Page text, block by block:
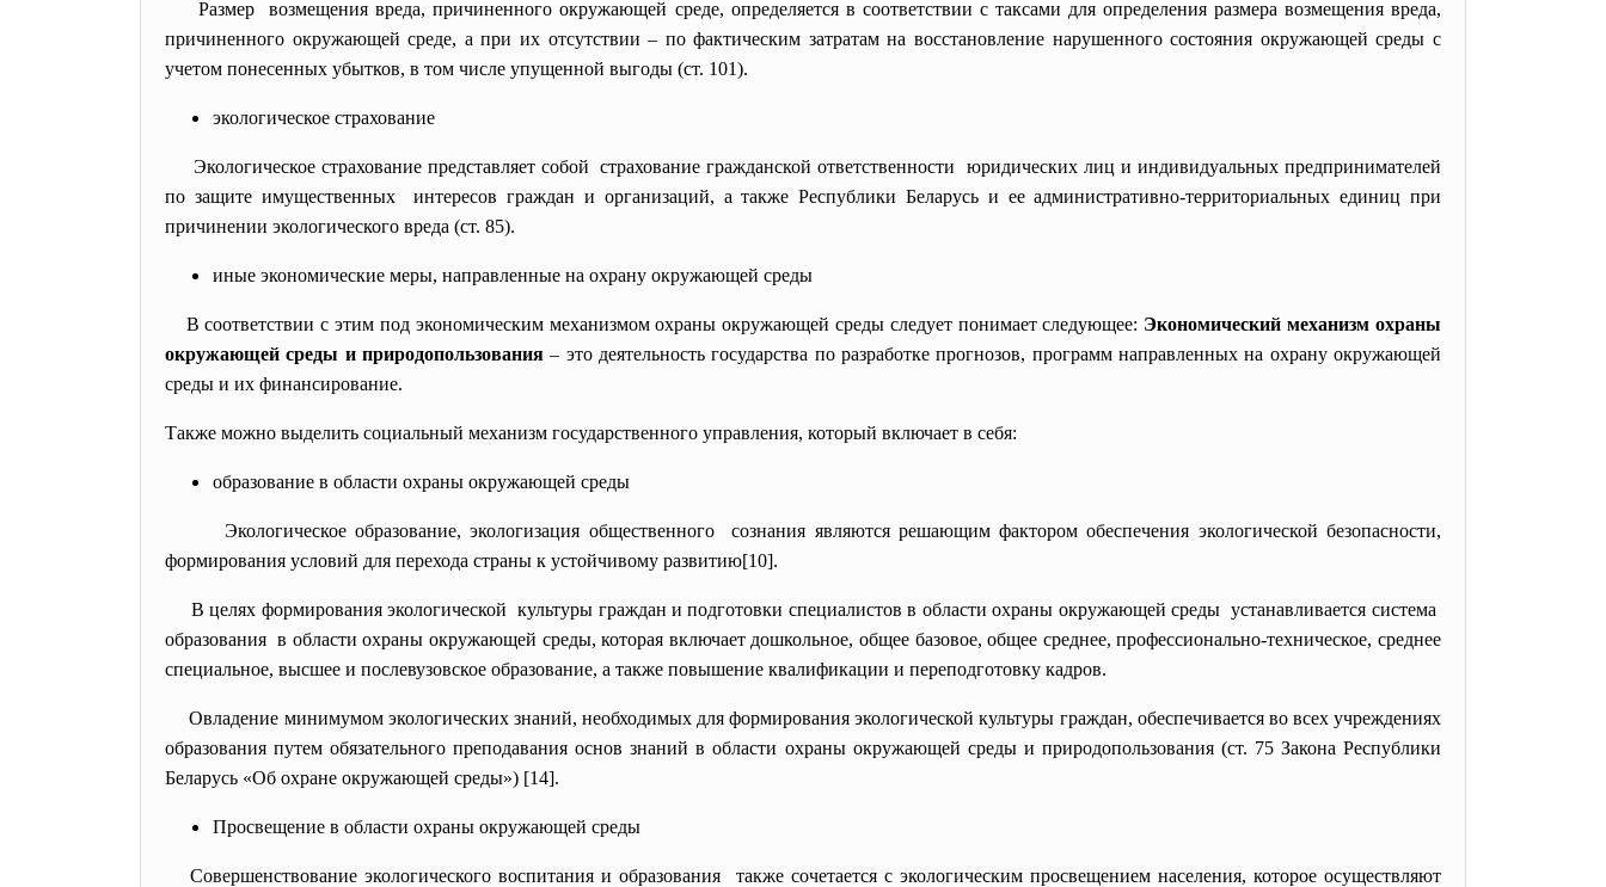
Размер возмещения вреда, причиненного окружающей среде, определяется в соответствии с таксами для определения размера возмещения вреда,
причиненного окружающей среде, а при их отсутствии – по фактическим затратам на восстановление нарушенного состояния окружающей среды с
учетом понесенных убытков, в том числе упущенной выгоды (ст. 101).
экологическое страхование
Экологическое страхование представляет собой страхование гражданскойответственности юридических лиц ииндивидуальных предпринимателей
по защите имущественных интересов граждан и организаций, а также Республики Беларусь и ее административно-территориальных единиц при
причинении экологического вреда (ст. 85).
иные экономические меры, направленные на охрану окружающей среды
В соответствии с этим под экономическим механизмом охраны окружающей среды следует понимает следующее: Экономический механизм охраны
окружающей среды и природопользования – это деятельность государства по разработке прогнозов, программ направленных на охрану окружающей
среды и их финансирование.
Также можно выделить социальный механизм государственного управления, который включает в себя:
образование в области охраны окружающей среды
Экологическое образование, экологизация общественного сознания являются решающим фактором обеспечения экологической безопасности,
формирования условий для перехода страны к устойчивому развитию[10].
В целях формирования экологической культуры граждан и подготовки специалистов в области охраны окружающей среды устанавливается система
образования в области охраны окружающей среды, которая включает дошкольное, общее базовое, общее среднее, профессионально-техническое, среднее
специальное, высшее и послевузовское образование, а также повышение квалификации и переподготовку кадров.
Овладение минимумом экологических знаний, необходимых для формирования экологической культуры граждан, обеспечивается во всех учреждениях
образования путем обязательного преподавания основ знаний в области охраны окружающей среды и природопользования (ст. 75 Закона Республики
Беларусь «Об охране окружающей среды») [14].
Просвещение в области охраны окружающей среды
Совершенствование экологического воспитания и образования также сочетается с экологическим просвещением населения, которое осуществляют